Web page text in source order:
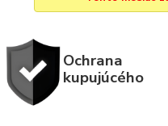
Ochrana
kupujúcého